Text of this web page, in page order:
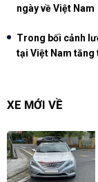
ngày về Việt Nam
Trong bối cảnh
tại Việt Nam tăng
XE MỚI VỀ